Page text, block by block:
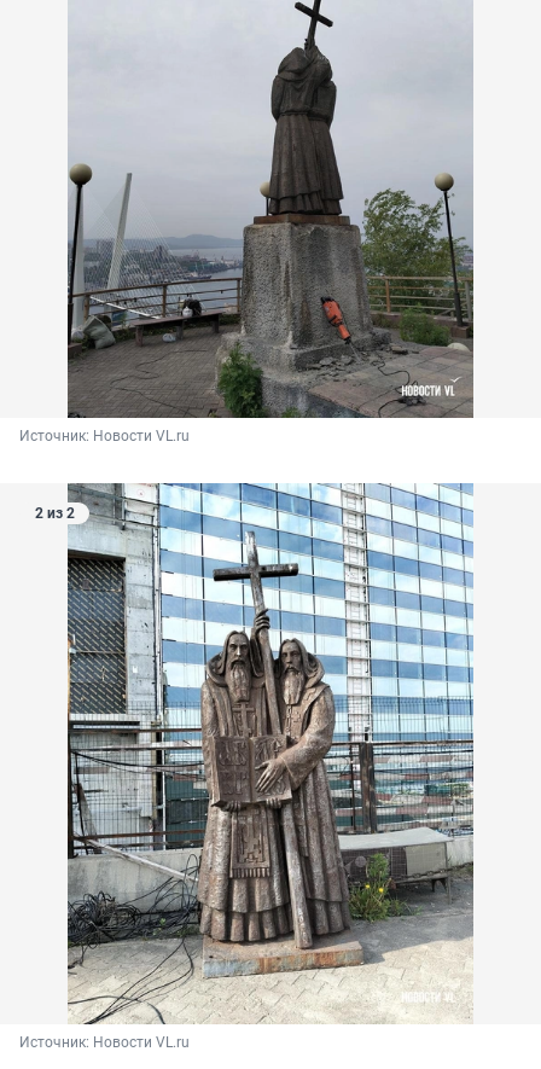
Источник: Новости VL.ru
2 из 2
Источник: Новости VL.ru